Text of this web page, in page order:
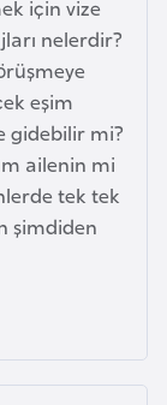
için vize
nelerdir?
eşim
gidebilir mi?
ailenin mi
tek tek
şimdiden